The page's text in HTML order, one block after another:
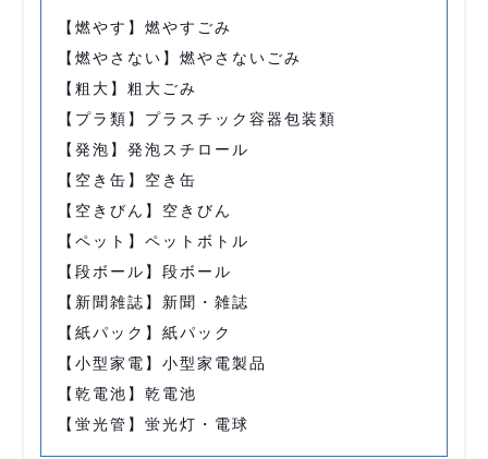
【燃やす】燃やすごみ
【燃やさない】燃やさないごみ
【粗大】粗大ごみ
【プラ類】プラスチック容器包装類
【発泡】発泡スチロール
【空き缶】空き缶
【空きびん】空きびん
【ペット】ペットボトル
【段ボール】段ボール
【新聞雑誌】新聞・雑誌
【紙パック】紙パック
【小型家電】小型家電製品
【乾電池】乾電池
【蛍光管】蛍光灯・電球